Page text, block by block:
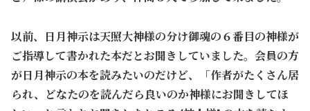
以前、日月神示は天照大神様の分け御魂の６番目の神様が
ご指導して書かれた本だとお聞きしていました。会員の方
が日月神示の本を読みたいのだけど、「作者がたくさん居
られ、どなたのを読んだら良いのか神様にお聞きしてほ